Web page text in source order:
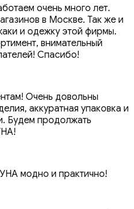
очень много лет.
в Москве. Так же и
и одежку этой фирмы.
внимательный
Спасибо!
Очень довольны
аккуратная упаковка и
Будем продолжать
модно и практично!